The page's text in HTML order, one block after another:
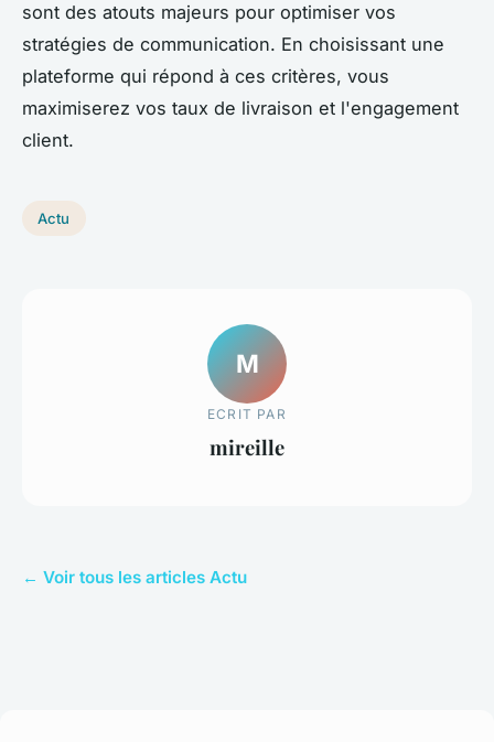
sont des atouts majeurs pour optimiser vos
stratégies de communication. En choisissant une
plateforme qui répond à ces critères, vous
maximiserez vos taux de livraison et l'engagement
client.
Actu
M
ECRIT PAR
mireille
← Voir tous les articles Actu